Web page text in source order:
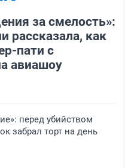
за смелость»:
рассказала, как
пати с
авиашоу
перед убийством
забрал торт на день